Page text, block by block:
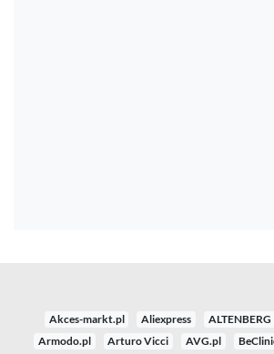
Akces-markt.pl Aliexpress ALTENBERG
Armodo.pl
Arturo Vicci AVG.pl